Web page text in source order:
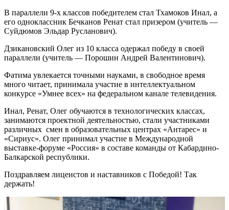
В параллели 9-х классов победителем стал Тхамоков Инал, а
его одноклассник Бечканов Ренат стал призером (учитель —
Суйдюмов Эльдар Русланович).
Дзикановский Олег из 10 класса одержал победу в своей
параллели (учитель — Порошин Андрей Валентинович).
Фатима увлекается точными науками, в свободное время
много читает, принимала участие в интеллектуальном
конкурсе «Умнее всех» на федеральном канале телевидения.
Инал, Ренат, Олег обучаются в технологических классах,
занимаются проектной деятельностью, стали участниками
различных смен в образовательных центрах «Антарес» и
«Сириус». Олег принимал участие в Международной
выставке-форуме «Россия» в составе команды от Кабардино-
Балкарской республики.
Поздравляем лицеистов и наставников с Победой! Так
держать!